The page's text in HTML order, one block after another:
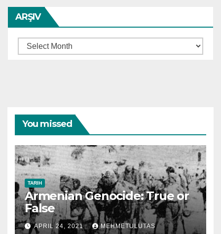
ARŞIV
Arşiv
You missed
TARIH
Armenian Genocide: True or
False
APRIL 24, 2021 MEHMETULUTAS